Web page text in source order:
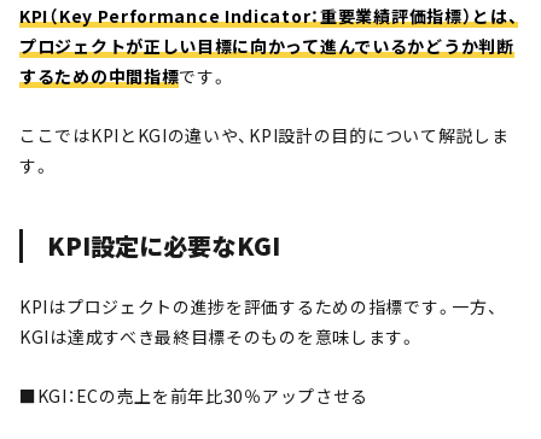
KPI（Key Performance Indicator：重要業績評価指標）とは、
プロジェクトが正しい目標に向かって進んでいるかどうか判断
するための中間指標です。
ここではKPIとKGIの違いや、KPI設計の目的について解説しま
す。
KPI設定に必要なKGI
KPIはプロジェクトの進捗を評価するための指標です。一方、
KGIは達成すべき最終目標そのものを意味します。
■KGI：ECの売上を前年比30％アップさせる